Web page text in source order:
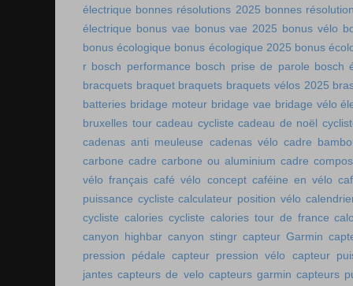
électrique bonnes résolutions 2025 bonnes
électrique bonus vae bonus vae 2025 bonus vélo
bonus écologique bonus écologique 2025 bonus
r bosch performance bosch prise de parole bosch
bracquets braquet braquets braquets vélos 2025
batteries bridage moteur bridage vae bridage vélo
bruxelles tour cadeau cycliste cadeau de noël
cadenas anti meuleuse cadenas vélo cadre
carbone cadre carbone ou aluminium cadre
vélo français café vélo concept caféine en vélo
puissance cycliste calculateur position vélo
cycliste calories cycliste calories tour de france
canyon highbar canyon stingr capteur Garmin
pression pédale capteur pression vélo
capteur
jantes capteurs de velo capteurs garmin capteurs